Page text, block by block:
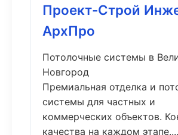
Проект-Строй
АрхПро
Потолочные системы в
Новгород
Премиальная отделка и
системы для частных и
коммерческих объектов.
качества на каждом этапе....